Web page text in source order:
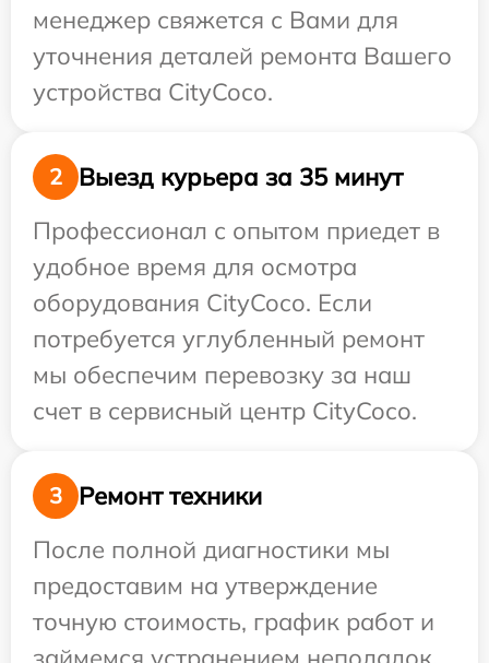
менеджер свяжется с Вами для
уточнения деталей ремонта Вашего
устройства CityCoco.
2
Выезд курьера за 35 минут
Профессионал с опытом приедет в
удобное время для осмотра
оборудования CityCoco. Если
потребуется углубленный ремонт
мы обеспечим перевозку за наш
счет в сервисный центр CityCoco.
3
Ремонт техники
После полной диагностики мы
предоставим на утверждение
точную стоимость, график работ и